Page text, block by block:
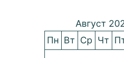
Август
Пн Вт Ср Чт